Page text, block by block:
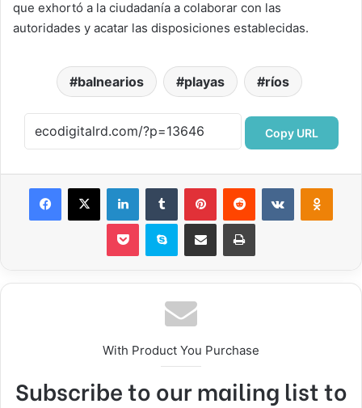
que exhortó a la ciudadanía a colaborar con las
autoridades y acatar las disposiciones establecidas.
balnearios playas ríos
Copy URL
Facebook
X LinkedInTumblr PinterestReddit VKontakte
Pocket Skype Compartir por correo electrónicoImprimir
With Product You Purchase
Subscribe to our mailing list to